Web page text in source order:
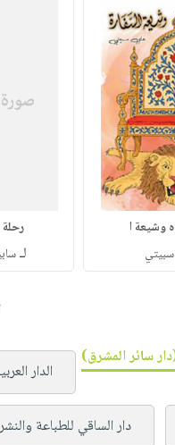
وشيعة ا
لـ
سائر المشرق)
الدار
دار الساقي للطباعة والنشر